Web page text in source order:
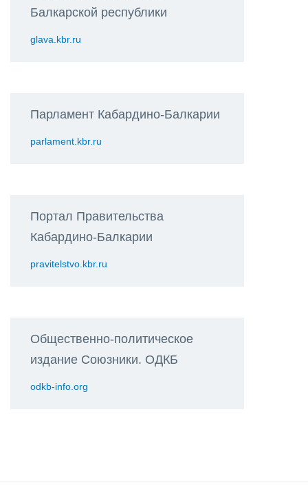
Балкарской республики
glava.kbr.ru
Парламент Кабардино-Балкарии
parlament.kbr.ru
Портал Правительства
Кабардино-Балкарии
pravitelstvo.kbr.ru
Общественно-политическое
издание Союзники. ОДКБ
odkb-info.org